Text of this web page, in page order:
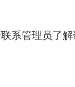
系管理员了